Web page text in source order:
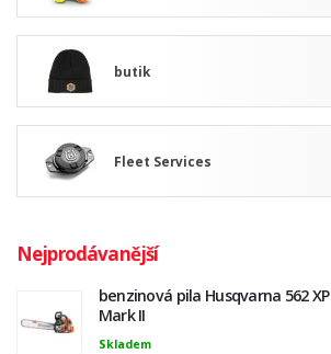
butik
Fleet Services
Nejprodávanější
benzinová pila Husqvarna 562 XP
Mark II
Skladem